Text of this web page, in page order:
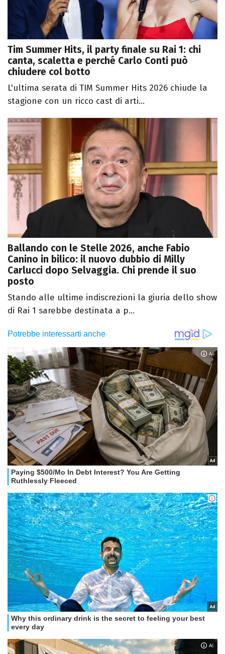
Tim Summer Hits, il party finale su Rai 1: chi
canta, scaletta e perché Carlo Conti può
chiudere col botto
L'ultima serata di TIM Summer Hits 2026 chiude la
stagione con un ricco cast di arti...
Ballando con le Stelle 2026, anche Fabio
Canino in bilico: il nuovo dubbio di Milly
Carlucci dopo Selvaggia. Chi prende il suo
posto
Stando alle ultime indiscrezioni la giuria dello show
di Rai 1 sarebbe destinata a p...